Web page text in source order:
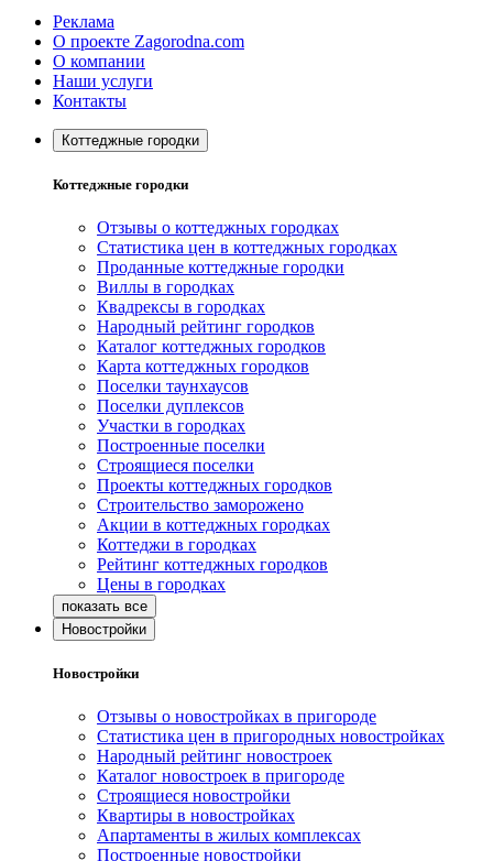
Реклама
О проекте Zagorodna.com
О компании
Наши услуги
Контакты
Коттеджные городки
Коттеджные городки
Отзывы о коттеджных городках
Статистика цен в коттеджных городках
Проданные коттеджные городки
Виллы в городках
Квадрексы в городках
Народный рейтинг городков
Каталог коттеджных городков
Карта коттеджных городков
Поселки таунхаусов
Поселки дуплексов
Участки в городках
Построенные поселки
Строящиеся поселки
Проекты коттеджных городков
Строительство заморожено
Акции в коттеджных городках
Коттеджи в городках
Рейтинг коттеджных городков
Цены в городках
Новостройки
Новостройки
Отзывы о новостройках в пригороде
Статистика цен в пригородных новостройках
Народный рейтинг новостроек
Каталог новостроек в пригороде
Строящиеся новостройки
Квартиры в новостройках
Апартаменты в жилых комплексах
Построенные новостройки